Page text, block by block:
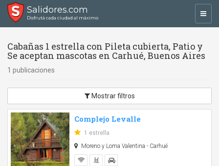
Salidores.com
Disfrutá cada ciudad al máximo
Cabañas 1 estrella con Pileta cubierta, Patio y
Se aceptan mascotas en Carhué, Buenos Aires
1 publicaciones
Mostrar filtros
Complejo Levalle
1 estrella
Moreno y Loma Valentina - Carhué